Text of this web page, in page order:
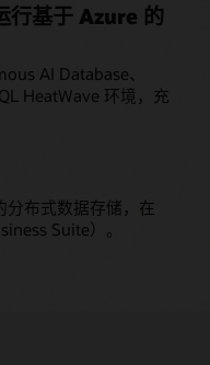
行基于 Azure 的
AI Database、
HeatWave 环境，充
布式数据存储，在
Suite）。